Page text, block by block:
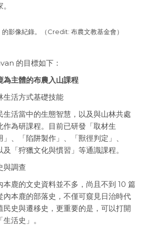
的影像紀錄。（Credit: 布農文教基金會）
的目標如下：
為主體的布農入山課程
生活方式基礎技能
生活當中的生態智慧，以及與山林共處
作為研課程。目前已研發「取材生
、「陷阱製作」、「獸徑判定」、
及「狩獵文化與慣習」等通識課程。
與調查
本鹿的文史資料並不多，尚且不到 10 篇
內本鹿的部落史，不僅可窺見日治時代
民史與遷移史，更重要的是，可以打開
活史」。